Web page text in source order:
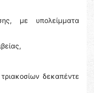
με υπολείμματα
δεκαπέντε